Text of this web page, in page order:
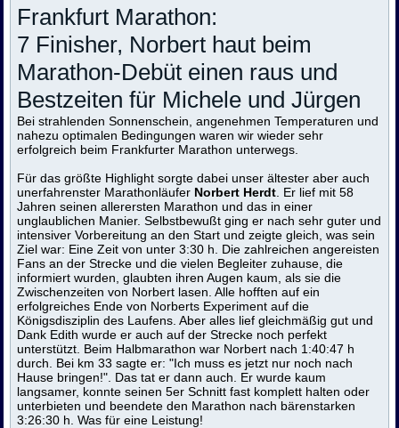
Frankfurt Marathon:
7 Finisher, Norbert haut beim
Marathon-Debüt einen raus und
Bestzeiten für Michele und Jürgen
Bei strahlenden Sonnenschein, angenehmen Temperaturen und
nahezu optimalen Bedingungen waren wir wieder sehr
erfolgreich beim Frankfurter Marathon unterwegs.
Für das größte Highlight sorgte dabei unser ältester aber auch
unerfahrenster Marathonläufer Norbert Herdt . Er lief mit 58
Jahren seinen allerersten Marathon und das in einer
unglaublichen Manier. Selbstbewußt ging er nach sehr guter und
intensiver Vorbereitung an den Start und zeigte gleich, was sein
Ziel war: Eine Zeit von unter 3:30 h. Die zahlreichen angereisten
Fans an der Strecke und die vielen Begleiter zuhause, die
informiert wurden, glaubten ihren Augen kaum, als sie die
Zwischenzeiten von Norbert lasen. Alle hofften auf ein
erfolgreiches Ende von Norberts Experiment auf die
Königsdisziplin des Laufens. Aber alles lief gleichmäßig gut und
Dank Edith wurde er auch auf der Strecke noch perfekt
unterstützt. Beim Halbmarathon war Norbert nach 1:40:47 h
durch. Bei km 33 sagte er: "Ich muss es jetzt nur noch nach
Hause bringen!". Das tat er dann auch. Er wurde kaum
langsamer, konnte seinen 5er Schnitt fast komplett halten oder
unterbieten und beendete den Marathon nach bärenstarken
3:26:30 h. Was für eine Leistung!